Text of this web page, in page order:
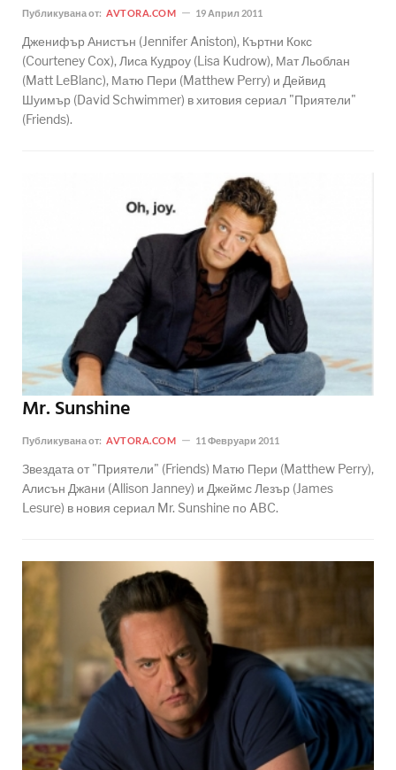
Публикувана от: AVTORA.COM 19 Април 2011
Дженифър Анистън (Jennifer Aniston), Къртни Кокс
(Courteney Cox), Лиса Кудроу (Lisa Kudrow), Мат Льоблан
(Matt LeBlanc), Матю Пери (Matthew Perry) и Дейвид
Шуимър (David Schwimmer) в хитовия сериал "Приятели"
(Friends).
Mr. Sunshine
Публикувана от: AVTORA.COM 11 Февруари 2011
Звездата от "Приятели" (Friends) Матю Пери (Matthew Perry),
Алисън Джaни (Allison Janney) и Джеймс Лезър (James
Lesure) в новия сериал Mr. Sunshine по ABC.